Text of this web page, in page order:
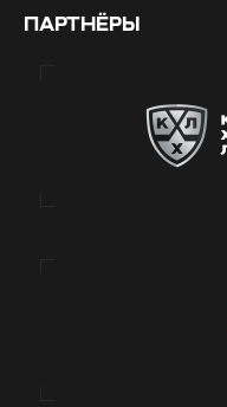
ПАРТНЁРЫ